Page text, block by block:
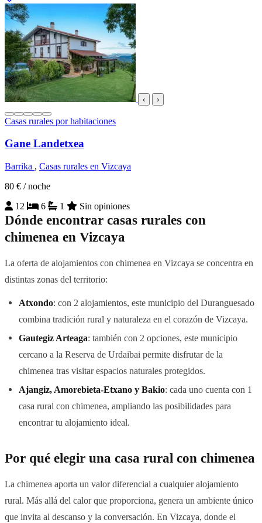
‹ ›
Casas rurales por habitaciones
Gane Landetxea
Barrika , Casas rurales en Vizcaya
80 € / noche
12
6 1 Sin opiniones
Dónde encontrar casas rurales con
chimenea en Vizcaya
La oferta de alojamientos con chimenea en Vizcaya se concentra en
distintas zonas del territorio:
Atxondo: con 2 alojamientos, este municipio del Duranguesado
combina tradición rural y naturaleza en el corazón de Vizcaya.
Gautegiz Arteaga: también con 2 opciones, este municipio
cercano a la Reserva de Urdaibai permite disfrutar de la
chimenea tras visitar espacios naturales protegidos.
Ajangiz, Amorebieta-Etxano y Bakio: cada uno cuenta con 1
casa rural con chimenea, ampliando las posibilidades para
encontrar tu alojamiento ideal.
Por qué elegir una casa rural con chimenea
La chimenea aporta un valor diferencial a cualquier alojamiento
rural. Más allá del calor que proporciona, genera un ambiente único
que invita al descanso y la conversación. En Vizcaya, donde el